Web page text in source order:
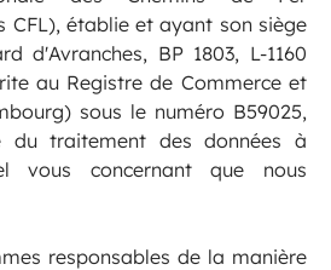
CFL), établie et ayant son siège
d'Avranches, BP 1803, L-1160
au Registre de Commerce et
sous le numéro B59025,
du traitement des données à
vous concernant que nous
responsables de la manière